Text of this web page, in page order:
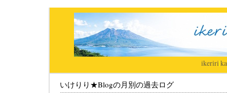
ikeriri|
いけりり★Blogの月別の過去ログ